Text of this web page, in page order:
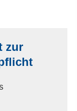
zur